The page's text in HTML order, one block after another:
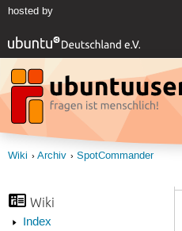
hosted by
Wiki Archiv SpotCommander
Wiki
Index